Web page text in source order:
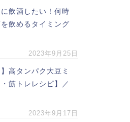
飲酒したい！何時
飲めるタイミング
2023年9月25日
高タンパク大豆ミ
筋トレレシピ】／
2023年9月17日